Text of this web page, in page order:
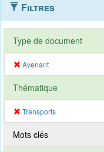
Filtres
Type de document
Avenant
Thématique
Transports
Mots clés